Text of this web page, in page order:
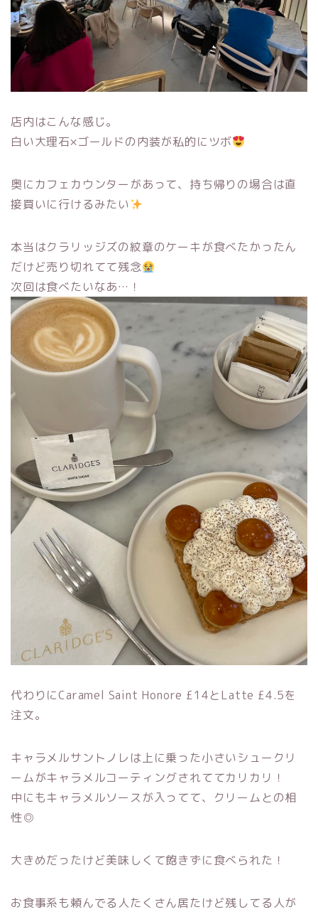
店内はこんな感じ。
白い大理石×ゴールドの内装が私的にツボ
奥にカフェカウンターがあって、持ち帰りの場合は直
接買いに行けるみたい
本当はクラリッジズの紋章のケーキが食べたかったん
だけど売り切れてて残念
次回は食べたいなあ…！
代わりにCaramel Saint Honore £14とLatte £4.5を
注文。
キャラメルサントノレは上に乗った小さいシュークリ
ームがキャラメルコーティングされててカリカリ！
中にもキャラメルソースが入ってて、クリームとの相
性◎
大きめだったけど美味しくて飽きずに食べられた！
お食事系も頼んでる人たくさん居たけど残してる人が